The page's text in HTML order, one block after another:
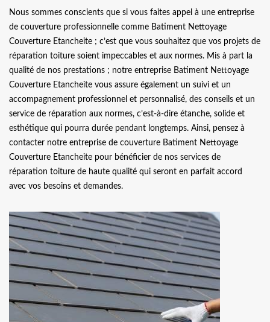
Nous sommes conscients que si vous faites appel à une entreprise
de couverture professionnelle comme Batiment Nettoyage
Couverture Etancheite ; c’est que vous souhaitez que vos projets de
réparation toiture soient impeccables et aux normes. Mis à part la
qualité de nos prestations ; notre entreprise Batiment Nettoyage
Couverture Etancheite vous assure également un suivi et un
accompagnement professionnel et personnalisé, des conseils et un
service de réparation aux normes, c’est-à-dire étanche, solide et
esthétique qui pourra durée pendant longtemps. Ainsi, pensez à
contacter notre entreprise de couverture Batiment Nettoyage
Couverture Etancheite pour bénéficier de nos services de
réparation toiture de haute qualité qui seront en parfait accord
avec vos besoins et demandes.